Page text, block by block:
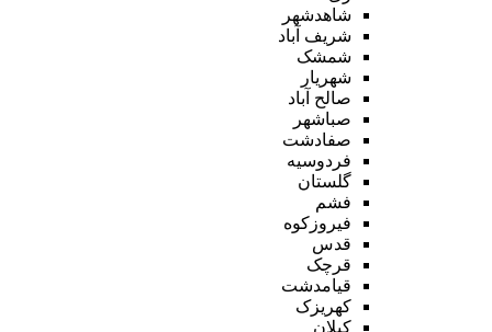
شاهدشهر
شریف آباد
شمشک
شهریار
صالح آباد
صباشهر
صفادشت
فردوسیه
گلستان
فشم
فیروزکوه
قدس
قرچک
قیامدشت
کهریزک
کیلان